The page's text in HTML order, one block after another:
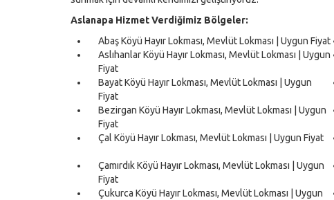
Aslanapa Hizmet Verdiğimiz Bölgeler:
Abaş Köyü Hayır Lokması, Mevlüt Lokması | Uygun Fiyat
Aslıhanlar Köyü Hayır Lokması, Mevlüt Lokması | Uygun
Fiyat
Bayat Köyü Hayır Lokması, Mevlüt Lokması | Uygun
Fiyat
Bezirgan Köyü Hayır Lokması, Mevlüt Lokması | Uygun
Fiyat
Çal Köyü Hayır Lokması, Mevlüt Lokması | Uygun Fiyat
Çamırdık Köyü Hayır Lokması, Mevlüt Lokması | Uygun
Fiyat
Çukurca Köyü Hayır Lokması, Mevlüt Lokması | Uygun